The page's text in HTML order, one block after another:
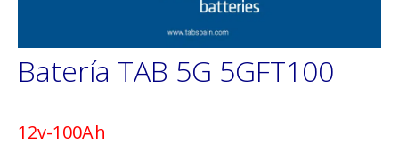
Batería TAB 5G 5GFT100
12v-100Ah